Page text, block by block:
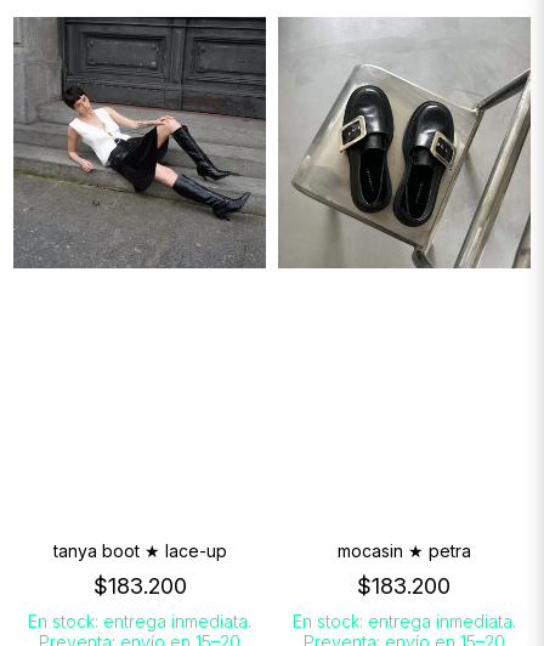
tanya boot ★ lace-up
$183.200
En stock: entrega inmediata.
mocasin ★ petra
$183.200
En stock: entrega inmediata.